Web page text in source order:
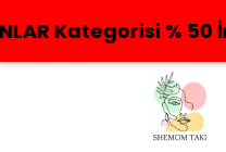
% 50 İndirimli